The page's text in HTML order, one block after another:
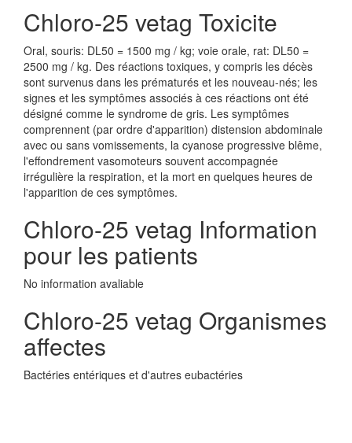
Chloro-25 vetag Toxicite
Oral, souris: DL50 = 1500 mg / kg; voie orale, rat: DL50 =
2500 mg / kg. Des réactions toxiques, y compris les décès
sont survenus dans les prématurés et les nouveau-nés; les
signes et les symptômes associés à ces réactions ont été
désigné comme le syndrome de gris. Les symptômes
comprennent (par ordre d'apparition) distension abdominale
avec ou sans vomissements, la cyanose progressive blême,
l'effondrement vasomoteurs souvent accompagnée
irrégulière la respiration, et la mort en quelques heures de
l'apparition de ces symptômes.
Chloro-25 vetag Information
pour les patients
No information avaliable
Chloro-25 vetag Organismes
affectes
Bactéries entériques et d'autres eubactéries